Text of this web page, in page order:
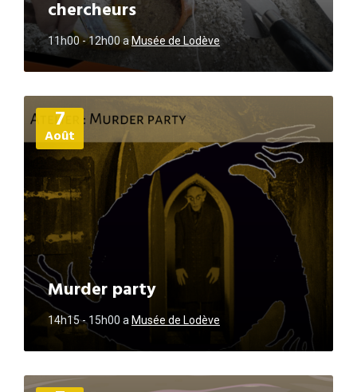
chercheurs
11h00 - 12h00aMusée de Lodève
7
Août
Murder party
14h15 - 15h00 a Musée de Lodève
Plus
d'informations
Plus